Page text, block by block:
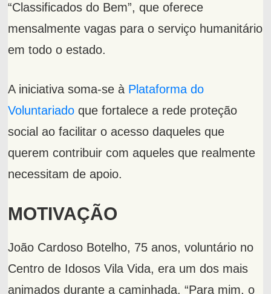
“Classificados do Bem”, que oferece
mensalmente vagas para o serviço humanitário
em todo o estado.
A iniciativa soma-se à Plataforma do
Voluntariado que fortalece a rede proteção
social ao facilitar o acesso daqueles que
querem contribuir com aqueles que realmente
necessitam de apoio.
MOTIVAÇÃO
João Cardoso Botelho, 75 anos, voluntário no
Centro de Idosos Vila Vida, era um dos mais
animados durante a caminhada. “Para mim, o